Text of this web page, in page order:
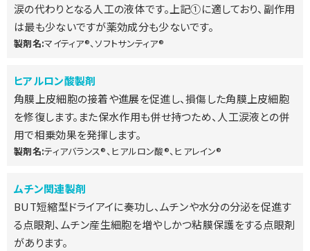
涙の代わりとなる人工の液体です。上記①に適しており、副作用
は最も少ないですが薬効成分も少ないです。
製剤名:マイティア®、ソフトサンティア®
ヒアルロン酸製剤
角膜上皮細胞の接着や進展を促進し、損傷した角膜上皮細胞
を修復します。また保水作用も併せ持つため、人工涙液との併
用で相乗効果を発揮します。
製剤名:ティアバランス®、ヒアルロン酸®、ヒアレイン®
ムチン関連製剤
BUT短縮型ドライアイに奏功し、ムチンや水分の分泌を促進す
る点眼剤、ムチン産生細胞を増やしかつ粘膜保護をする点眼剤
があります。